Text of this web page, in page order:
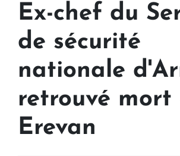
Ex-chef du
de sécurité
nationale
retrouvé mort
Erevan